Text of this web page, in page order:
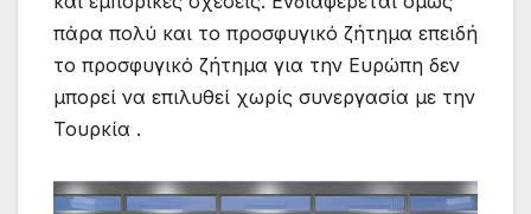
πάρα πολύ και το προσφυγικό ζήτημα επειδή
το προσφυγικό ζήτημα για την Ευρώπη δεν
μπορεί να επιλυθεί χωρίς συνεργασία με την
Τουρκία .